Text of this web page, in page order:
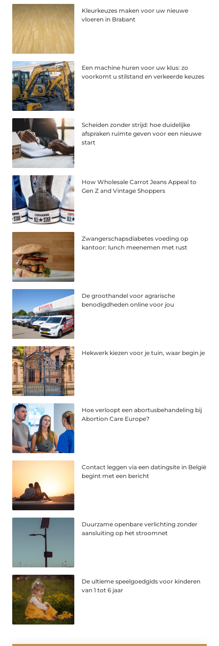
Kleurkeuzes maken voor uw nieuwe
vloeren in Brabant
Een machine huren voor uw klus: zo
voorkomt u stilstand en verkeerde keuzes
Scheiden zonder strijd: hoe duidelijke
afspraken ruimte geven voor een nieuwe
start
How Wholesale Carrot Jeans Appeal to
Gen Z and Vintage Shoppers
Zwangerschapsdiabetes voeding op
kantoor: lunch meenemen met rust
De groothandel voor agrarische
benodigdheden online voor jou
Hekwerk kiezen voor je tuin, waar begin je
Hoe verloopt een abortusbehandeling bij
Abortion Care Europe?
Contact leggen via een datingsite in België
begint met een bericht
Duurzame openbare verlichting zonder
aansluiting op het stroomnet
De ultieme speelgoedgids voor kinderen
van 1 tot 6 jaar